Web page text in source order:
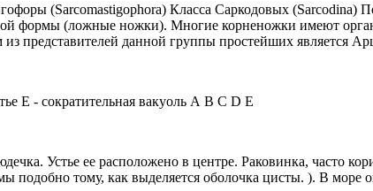
(Sarcomastigophora) Класса Саркодовых (Sarcodina)
формы (ложные ножки). Многие корненожки имеют
представителей данной группы простейших является
Е - сократительная вакуоль А В С D E
Устье ее расположено в центре. Раковинка, часто
подобно тому, как выделяется оболочка цисты. ). В море